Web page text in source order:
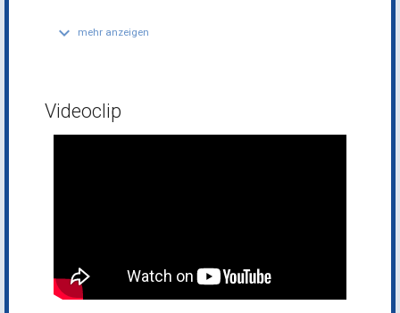
keyboard_arrow_down mehr anzeigen
Videoclip